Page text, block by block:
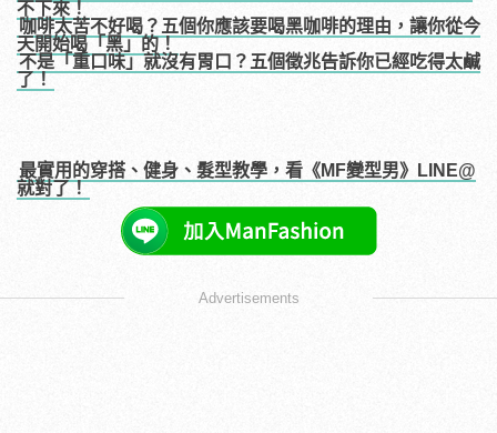
不下來！
咖啡太苦不好喝？五個你應該要喝黑咖啡的理由，讓你從今
天開始喝「黑」的！
不是「重口味」就沒有胃口？五個徵兆告訴你已經吃得太鹹
了！
最實用的穿搭、健身、髮型教學，看《MF變型男》LINE@
就對了！
Advertisements